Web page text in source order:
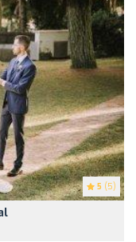
5 (5)